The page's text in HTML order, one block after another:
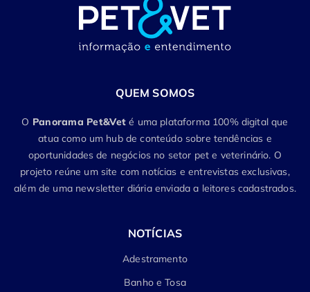
QUEM SOMOS
O Panorama Pet&Vet é uma plataforma 100% digital que
atua como um hub de conteúdo sobre tendências e
oportunidades de negócios no setor pet e veterinário. O
projeto reúne um site com notícias e entrevistas exclusivas,
além de uma newsletter diária enviada a leitores cadastrados.
NOTÍCIAS
Adestramento
Banho e Tosa